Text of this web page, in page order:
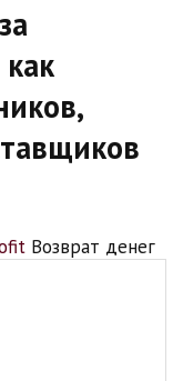
Возврат денег